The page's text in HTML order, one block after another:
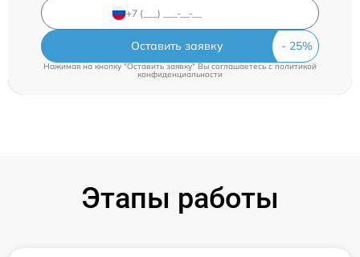
Оставить заявку
Нажимая на кнопку "Оставить заявку" Вы соглашаетесь cполитикой
конфиденциальности
Этапы работы